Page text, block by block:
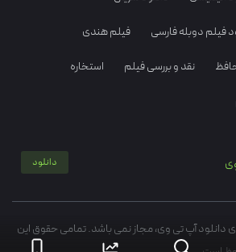
فیلم دوبله فارسی فیلم هندی
نقد و بررسی فیلم استخاره
دانلود
دانلود آپ تی وی، مجاز نمی باشد. تمامی حقوق این